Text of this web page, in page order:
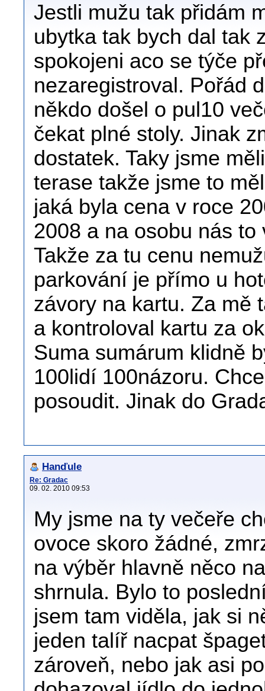
Jestli mužu tak přidám
ubytka tak bych dal tak
spokojeni aco se týče
nezaregistroval. Pořád
někdo došel o pul10
čekat plné stoly. Jinak
dostatek. Taky jsme
terase takže jsme to
jaká byla cena v roce
2008 a na osobu nás
Takže za tu cenu
parkování je přímo u
závory na kartu. Za mě
a kontroloval kartu za
Suma sumárum klidně
100lidí 100názoru.
posoudit. Jinak do
Hanďule
Re: Gradac
09. 02. 2010 09:53
My jsme na ty večeře
ovoce skoro žádné,
na výběr hlavně něco
shrnula. Bylo to
jsem tam viděla, jak si
jeden talíř nacpat
zároveň, nebo jak asi